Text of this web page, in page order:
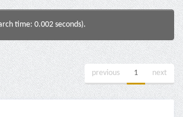
time: 0.002 seconds).
previous 1 next